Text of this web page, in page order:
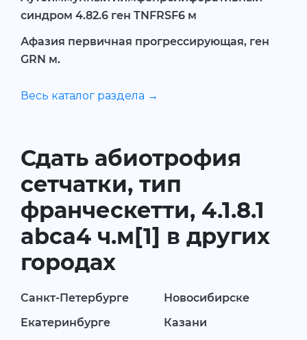
синдром 4.82.6 ген TNFRSF6 м
Афазия первичная прогрессирующая, ген
GRN м.
Весь каталог раздела →
Сдать абиотрофия
сетчатки, тип
франческетти, 4.1.8.1
abca4 ч.м[1] в других
городах
Санкт-Петербурге
Новосибирске
Екатеринбурге
Казани